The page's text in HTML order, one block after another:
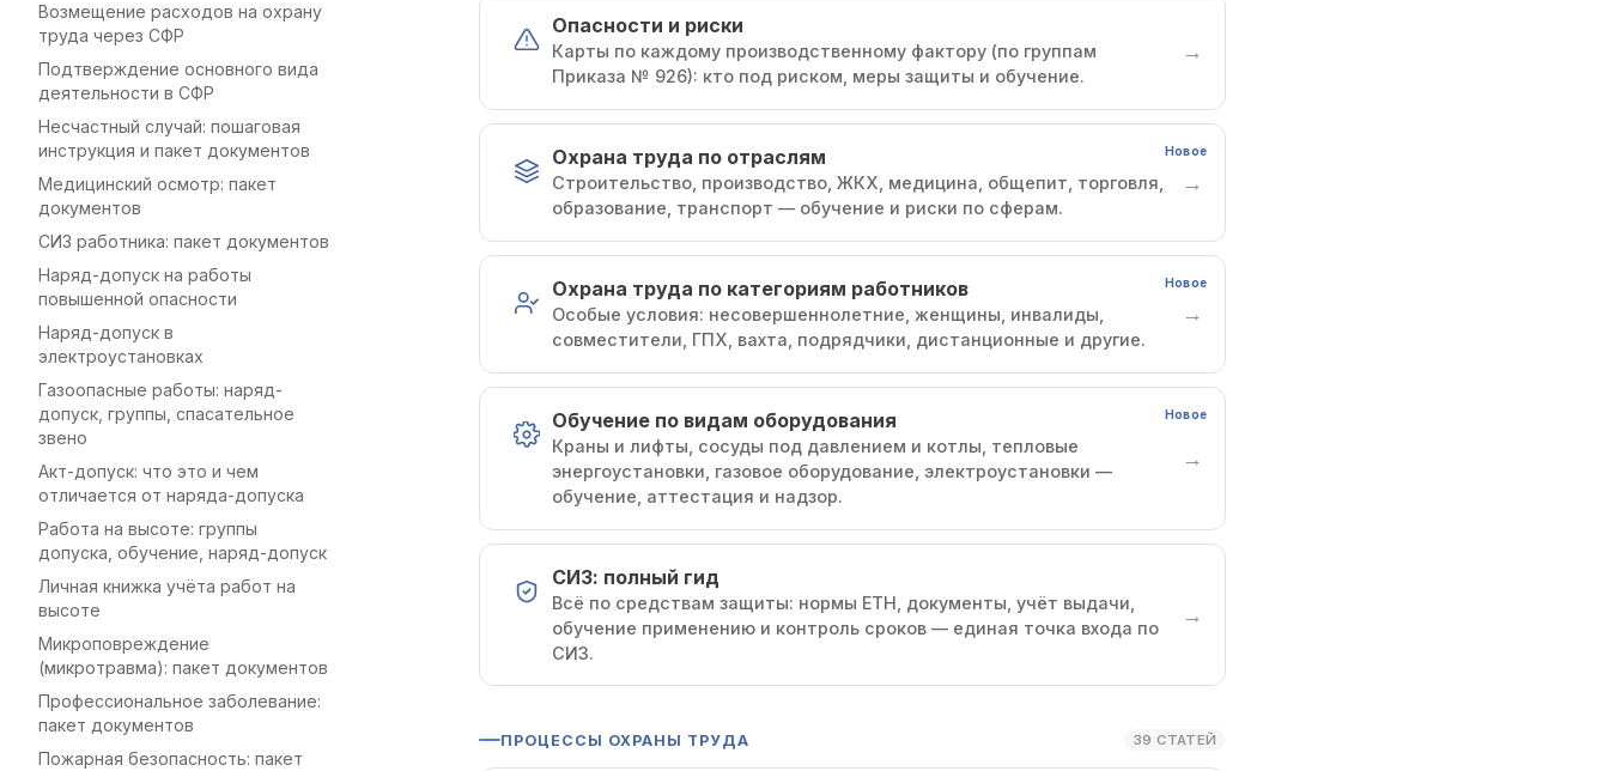
Возмещение расходов на охрану
труда через СФР
Подтверждение основного вида
деятельности в СФР
Несчастный случай: пошаговая
инструкция и пакет документов
Медицинский осмотр: пакет
документов
СИЗ работника: пакет документов
Наряд-допуск на работы
повышенной опасности
Наряд-допуск в
электроустановках
Газоопасные работы: наряд-
допуск, группы, спасательное
звено
Акт-допуск: что это и чем
отличается от наряда-допуска
Работа на высоте: группы
допуска, обучение, наряд-допуск
Личная книжка учёта работ на
высоте
Микроповреждение
(микротравма): пакет документов
Профессиональное заболевание:
пакет документов
Пожарная безопасность: пакет
Опасности и риски
Карты по каждому производственному фактору (по группам
Приказа № 926): кто под риском, меры защиты и обучение.
→
Новое
Охрана труда по отраслям
Строительство, производство, ЖКХ, медицина, общепит, торговля,
образование, транспорт — обучение и риски по сферам.
→
Новое
Охрана труда по категориям работников
Особые условия: несовершеннолетние, женщины, инвалиды,
совместители, ГПХ, вахта, подрядчики, дистанционные и другие.
→
Новое
Обучение по видам оборудования
Краны и лифты, сосуды под давлением и котлы, тепловые
энергоустановки, газовое оборудование, электроустановки —
обучение, аттестация и надзор.
→
СИЗ: полный гид
Всё по средствам защиты: нормы ЕТН, документы, учёт выдачи,
обучение применению и контроль сроков — единая точка входа по
СИЗ.
→
ПРОЦЕССЫ ОХРАНЫ ТРУДА 39 СТАТЕЙ